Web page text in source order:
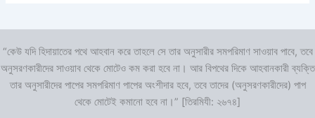
“কেউ যদি হিদায়াতের পথে আহবান করে তাহলে সে তার অনুসারীর সমপরিমাণ সাওয়াব পাবে, তবে
অনুসরণকারীদের সাওয়াব থেকে মোটেও কম করা হবে না। আর বিপথের দিকে আহবানকারী ব্যক্তি
তার অনুসারীদের পাপের সমপরিমাণ পাপের অংশীদার হবে, তবে তাদের (অনুসরণকারীদের) পাপ
থেকে মোটেই কমানো হবে না।” [তিরমিযী: ২৬৭৪]